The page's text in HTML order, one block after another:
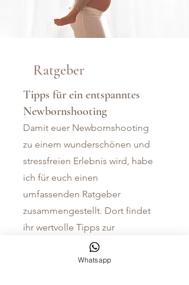
Ratgeber
Tipps für ein entspanntes
Newbornshooting
Damit euer Newbornshooting
zu einem wunderschönen und
stressfreien Erlebnis wird, habe
ich für euch einen
umfassenden Ratgeber
zusammengestellt. Dort findet
ihr wertvolle Tipps zur
Vorbereitung, zur optimalen
Kleidung und zum Ablauf des
Whatsapp